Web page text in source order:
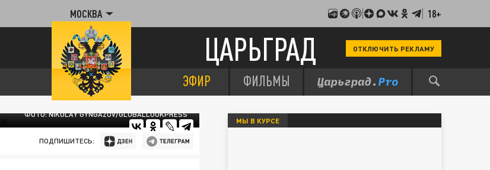
МОСКВА 18+
ЦАРЬГРАД ОТКЛЮЧИТЬ РЕКЛАМУ
ЭФИР ФИЛЬМЫ
ФОТО: NIKOLAY GYNGAZOV/GLOBALLOOKPRESS
ПОДПИШИТЕСЬ:
МЫ В КУРСЕ